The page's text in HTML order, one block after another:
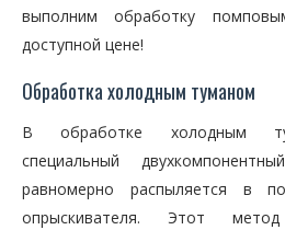
выполним обработку
доступной цене!
Обработка холодным туманом
В обработке холодным
специальный
равномерно распыляется в
опрыскивателя. Этот